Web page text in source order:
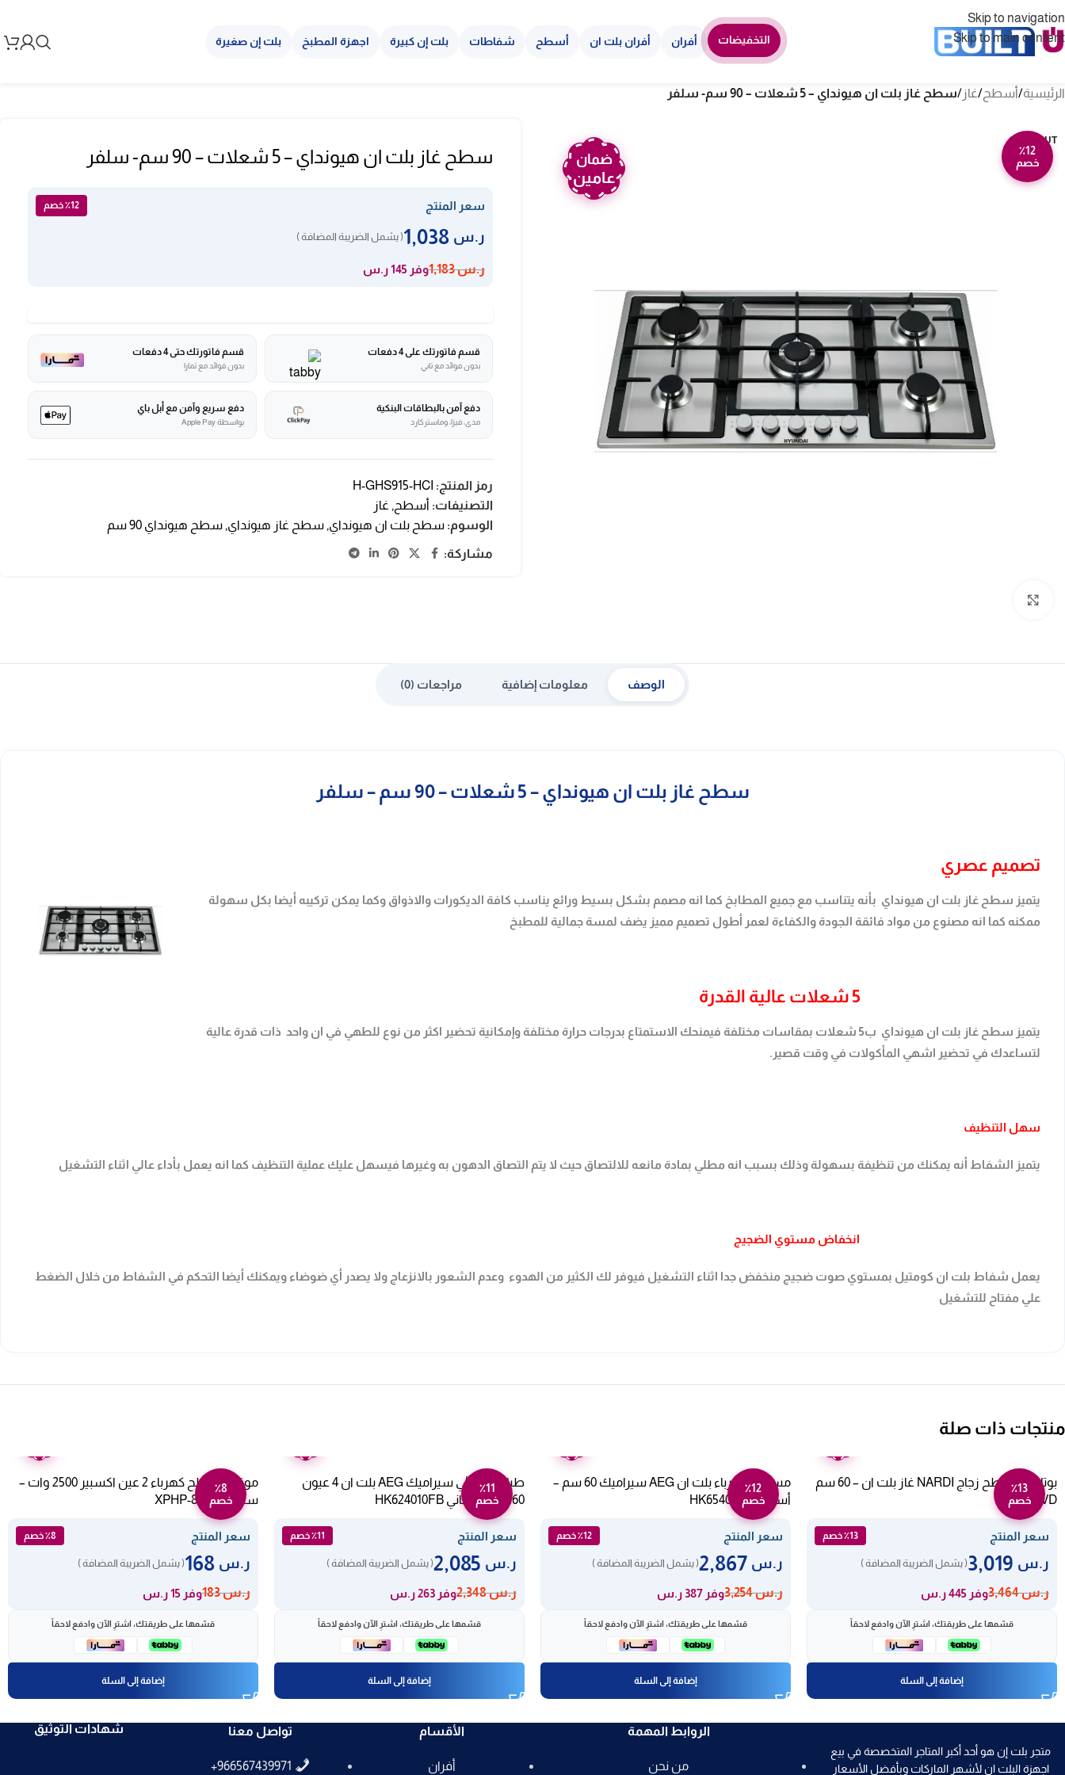
Skip to navigation
Skip to main content
التخفيضات أفران أفران بلت ان أسطح شفاطات بلت إن كبيرة اجهزة المطبخ بلت إن صغيرة
الرئيسية/أسطح/غاز /سطح غاز بلت ان هيونداي – 5 شعلات – 90 سم- سلفر
SOLD OUT
٪12
خصم
ضمان
عامين
سطح غاز بلت ان هيونداي – 5 شعلات – 90 سم- سلفر
سعر المنتج ٪12 خصم
ر.س ( يشمل الضريبة المضافة )
ر.س1,183 وفر 145 ر.س
قسم فاتورتك على 4 دفعات
بدون فوائد مع تابي
قسم فاتورتك حتى 4 دفعات
بدون فوائد مع تمارا
دفع آمن بالبطاقات البنكية
مدى، فيزا، وماستركارد
دفع سريع وآمن مع أبل باي
بواسطة Apple Pay
رمز المنتج: H-GHS915-HCI
التصنيفات: أسطح , غاز
الوسوم: سطح بلت ان هيونداي, سطح غاز هيونداي, سطح هيونداي 90 سم
مشاركة:
الوصف معلومات إضافية مراجعات (0)
سطح غاز بلت ان هيونداي – 5 شعلات – 90 سم – سلفر
تصميم عصري
يتميز سطح غاز بلت ان هيونداي بأنه يتناسب مع جميع المطابخ كما انه مصمم بشكل بسيط ورائع يناسب كافة الديكورات والاذواق وكما يمكن تركيبه أيضا بكل سهولة
ممكنه كما انه مصنوع من مواد فائقة الجودة والكفاءة لعمر أطول تصميم مميز يضف لمسة جمالية للمطبخ
5 شعلات عالية القدرة
يتميز سطح غاز بلت ان هيونداي ب5 شعلات بمقاسات مختلفة فيمنحك الاستمتاع بدرجات حرارة مختلفة وإمكانية تحضير اكثر من نوع للطهي في ان واحد ذات قدرة عالية
لتساعدك في تحضير اشهي المأكولات في وقت قصير.
سهل التنظيف
يتميز الشفاط أنه يمكنك من تنظيفة بسهولة وذلك بسبب انه مطلي بمادة مانعه للالتصاق حيث لا يتم التصاق الدهون به وغيرها فيسهل عليك عملية التنظيف كما انه يعمل بأداء عالي اثناء التشغيل
انخفاض مستوي الضجيج
يعمل شفاط بلت ان كومتيل بمستوي صوت ضجيج منخفض جدا اثناء التشغيل فيوفر لك الكثير من الهدوء وعدم الشعور بالانزعاج ولا يصدر أي ضوضاء ويمكنك أيضا التحكم في الشفاط من خلال الضغط
علي مفتاح للتشغيل
منتجات ذات صلة
٪13
خصم
بوتاجاز مسطح زجاج NARDI غاز بلت ان – 60 سم
LC640AVD
سعر المنتج ٪13 خصم
ر.س ( يشمل الضريبة المضافة )
ر.س3,464 وفر 445 ر.س
قسّمها على طريقتك، اشترِ الآن وادفع لاحقاً
إضافة إلى السلة
٪12
خصم
مسطح كهرباء بلت ان AEG سيراميك 60 سم –
أسود HK654070XB
سعر المنتج ٪12 خصم
ر.س ( يشمل الضريبة المضافة )
ر.س3,254 وفر 387 ر.س
قسّمها على طريقتك، اشترِ الآن وادفع لاحقاً
إضافة إلى السلة
٪11
خصم
طباخ كهربائي سيراميك AEG بلت ان 4 عيون
60سم – روماني HK624010FB
سعر المنتج ٪11 خصم
ر.س ( يشمل الضريبة المضافة )
ر.س2,348 وفر 263 ر.س
قسّمها على طريقتك، اشترِ الآن وادفع لاحقاً
إضافة إلى السلة
٪8
خصم
موقد مسطح كهرباء 2 عين اكسبير 2500 وات –
ستيل XPHP-801-20
سعر المنتج ٪8 خصم
ر.س ( يشمل الضريبة المضافة )
ر.س183 وفر 15 ر.س
قسّمها على طريقتك، اشترِ الآن وادفع لاحقاً
إضافة إلى السلة
متجر بلت إن هو أحد أكبر المتاجر المتخصصة في بيع
اجهزة البلت ان لأشهر الماركات وبأفضل الأسعار
الروابط المهمة
من نحن
الأقسام
أفران
تواصل معنا شهادات التوثيق